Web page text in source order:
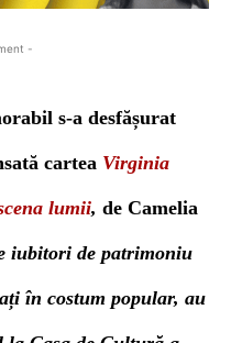
-
s-a desfășurat
cartea Virginia
lumii, de Camelia
iubitori de patrimoniu
în costum popular, au